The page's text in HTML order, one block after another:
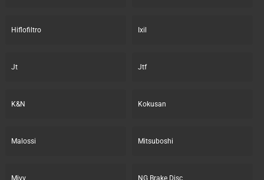
Hiflofiltro Ixil
Jt Jtf
K&N Kokusan
Malossi Mitsuboshi
Mivv NG Brake Disc